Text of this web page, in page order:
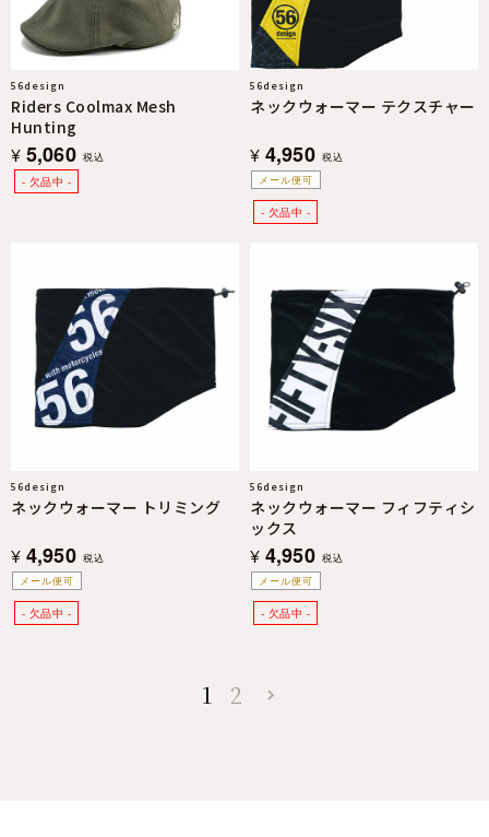
56design
Riders Coolmax Mesh
Hunting
¥ 5,060 税込
メール便可
56design
ネックウォーマー テクスチャー
¥ 4,950 税込
メール便可
56design
ネックウォーマー トリミング
¥ 4,950 税込
メール便可
56design
ネックウォーマー フィフティシ
ックス
¥ 4,950 税込
1 2